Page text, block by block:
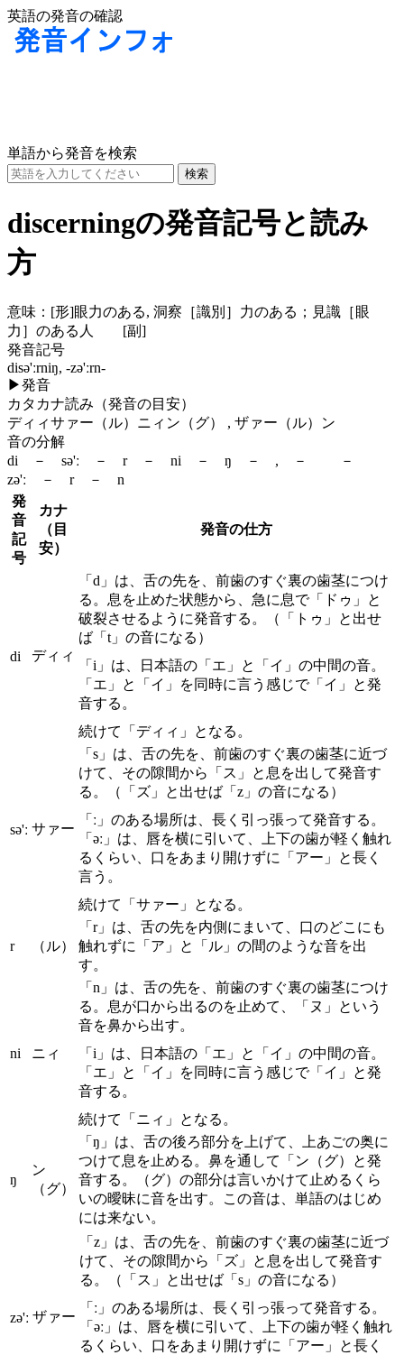
英語の発音の確認
単語から発音を検索
discerningの発音記号と読み
方
意味： [形]眼力のある, 洞察［識別］力のある；見識［眼
力］のある人 [副]
発音記号
disə'ːrniŋ, -zə'ːrn-
▶発音
カタカナ読み（発音の目安）
ディィサァー（ル）ニィン（グ） , ザァー（ル）ン
音の分解
di － sə'ː － r － ni － ŋ － , － －
zə'ː － r － n
発
音
記
号
カナ
（目
安）
発音の仕方
di ディィ
「d」は、舌の先を、前歯のすぐ裏の歯茎につけ
る。息を止めた状態から、急に息で「ドゥ」と
破裂させるように発音する。（「トゥ」と出せ
ば「t」の音になる）
「i」は、日本語の「エ」と「イ」の中間の音。
「エ」と「イ」を同時に言う感じで「イ」と発
音する。
続けて「ディィ」となる。
sə'ː サァー
「s」は、舌の先を、前歯のすぐ裏の歯茎に近づ
けて、その隙間から「ス」と息を出して発音す
る。（「ズ」と出せば「z」の音になる）
「ː」のある場所は、長く引っ張って発音する。
「əː」は、唇を横に引いて、上下の歯が軽く触れ
るくらい、口をあまり開けずに「アー」と長く
言う。
続けて「サァー」となる。
r （ル）
「r」は、舌の先を内側にまいて、口のどこにも
触れずに「ア」と「ル」の間のような音を出
す。
ni ニィ
「n」は、舌の先を、前歯のすぐ裏の歯茎につけ
る。息が口から出るのを止めて、「ヌ」という
音を鼻から出す。
「i」は、日本語の「エ」と「イ」の中間の音。
「エ」と「イ」を同時に言う感じで「イ」と発
音する。
続けて「ニィ」となる。
ŋ
ン
（グ）
「ŋ」は、舌の後ろ部分を上げて、上あごの奥に
つけて息を止める。鼻を通して「ン（グ）と発
音する。（グ）の部分は言いかけて止めるくら
いの曖昧に音を出す。この音は、単語のはじめ
には来ない。
zə'ː ザァー
「z」は、舌の先を、前歯のすぐ裏の歯茎に近づ
けて、その隙間から「ズ」と息を出して発音す
る。（「ス」と出せば「s」の音になる）
「ː」のある場所は、長く引っ張って発音する。
「əː」は、唇を横に引いて、上下の歯が軽く触れ
るくらい、口をあまり開けずに「アー」と長く